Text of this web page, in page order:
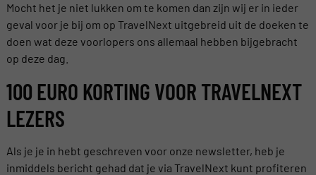
Mocht het je niet lukken om te komen dan zijn wij er in ieder
geval voor je bij om op TravelNext uitgebreid uit de doeken te
doen wat deze voorlopers ons allemaal hebben bijgebracht
op deze dag.
100 EURO KORTING VOOR TRAVELNEXT
LEZERS
Als je je in hebt geschreven voor onze newsletter, heb je
inmiddels bericht gehad dat je via TravelNext kunt profiteren